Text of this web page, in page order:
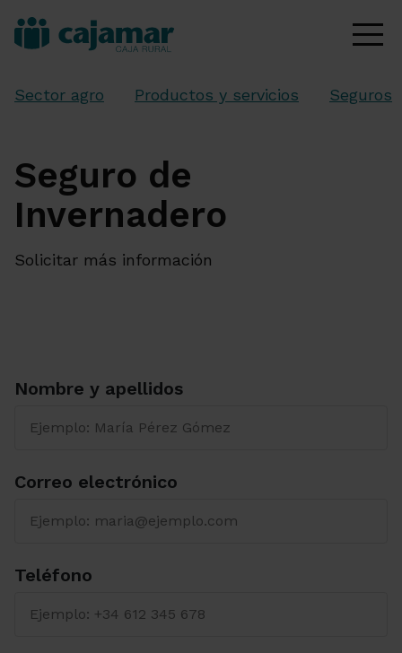
Sector agro Productos y servicios Seguros
Seguro de
Invernadero
Solicitar más información
Nombre y apellidos
Correo electrónico
Teléfono